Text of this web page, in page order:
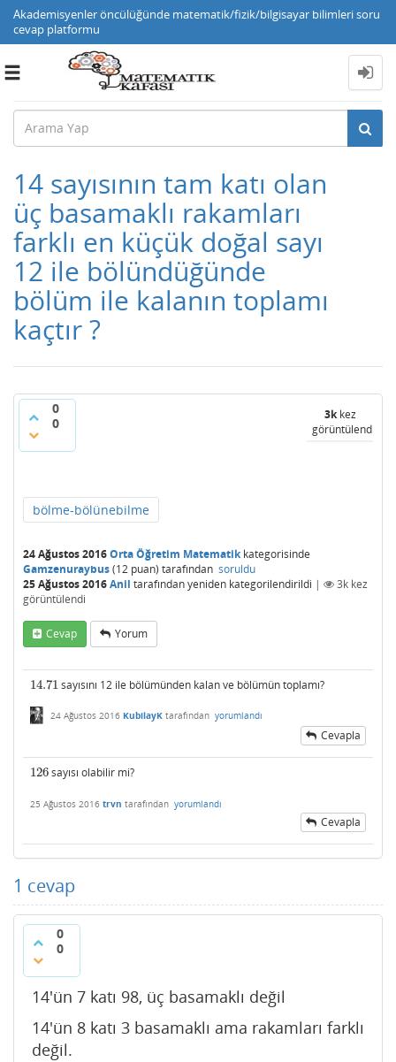
Akademisyenler öncülüğünde matematik/fizik/bilgisayar bilimleri soru
cevap platformu
Toggle
14 sayısının tam katı olan
üç basamaklı rakamları
farklı en küçük doğal sayı
12 ile bölündüğünde
bölüm ile kalanın toplamı
kaçtır ?
0
0
3kkez
görüntülendi
bölme-bölünebilme
24 Ağustos 2016Orta Öğretim Matematikkategorisinde
Gamzenuraybus(12 puan) tarafından soruldu
25 Ağustos 2016Anil tarafındanyeniden kategorilendirildi | 3k kez
görüntülendi
Cevap Yorum
14.71
14.71 sayısını 12 ile bölümünden kalan ve bölümün toplamı?
24 Ağustos 2016 KubilayK tarafından yorumlandı
Cevapla
126
126sayısı olabilir mi?
25 Ağustos 2016 trvn tarafından yorumlandı
Cevapla
1 cevap
0
0
14'ün 7 katı 98, üç basamaklı değil
14'ün 8 katı 3 basamaklı ama rakamları farklı
değil.